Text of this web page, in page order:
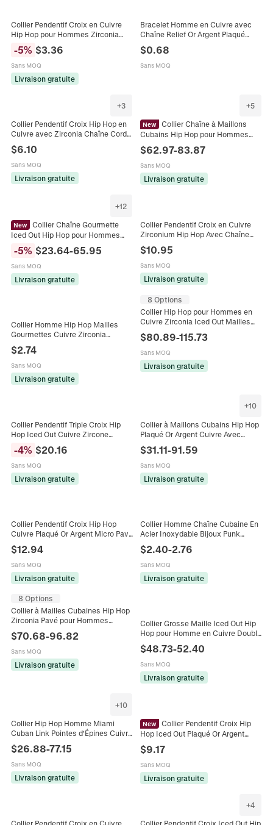
Collier Pendentif Croix en Cuivre
Hip Hop pour Hommes Zirconia
Iced Out Chaîne Maillon Choker
pour Fête Quotidienne Bijoux
Cadeau
-5% $3.36
Sans MOQ
Livraison gratuite
Bracelet Homme en Cuivre avec
Chaîne Relief Or Argent Plaqué
Minimaliste Chaîne Gourmette
Bijoux Cadeau Anniversaire pour
Lui
$0.68
Sans MOQ
+3
Collier Pendentif Croix Hip Hop en
Cuivre avec Zirconia Chaîne Corde
Cubaine Plaquée Or Argent Bijoux
pour Hommes Femmes Fête
$6.10
Sans MOQ
Livraison gratuite
+5
New
Collier Chaîne à Maillons
Cubains Hip Hop pour Hommes
avec Zirconia Baguette Chaîne en
Cuivre Luxueuse Bijoux de Mode
$62.97-83.87
Sans MOQ
Livraison gratuite
+12
New
Collier Chaîne Gourmette
Iced Out Hip Hop pour Hommes
Cuivre Zirconia Incrusté Plaqué Or
Argent Bijoux Streetwear
-5% $23.64-65.95
Sans MOQ
Livraison gratuite
Collier Pendentif Croix en Cuivre
Zirconium Hip Hop Avec Chaîne
Torsadée en Acier Inoxydable Or
Argent Bijoux de Mode
$10.95
Sans MOQ
Livraison gratuite
Collier Homme Hip Hop Mailles
Gourmettes Cuivre Zirconia
Incrusté Plaque Or Argent Chaine
Geometrique Bijoux Personnalises
Cadeau
$2.74
Sans MOQ
Livraison gratuite
8 Options
Collier Hip Hop pour Hommes en
Cuivre Zirconia Iced Out Mailles
Cubaines Taille Baguette Ronde
Géométrique Bijoux Street Party
Cadeau
$80.89-115.73
Sans MOQ
Livraison gratuite
Collier Pendentif Triple Croix Hip
Hop Iced Out Cuivre Zircone
Streetwear Pour Hommes
-4% $20.16
Sans MOQ
Livraison gratuite
+10
Collier à Maillons Cubains Hip Hop
Plaqué Or Argent Cuivre Avec
Streetwear pour Hommes
$31.11-91.59
Sans MOQ
Livraison gratuite
Collier Pendentif Croix Hip Hop
Cuivre Plaqué Or Argent Micro Pavé
Zircone Avec Chaîne Corde en
Acier Inoxydable Bijoux Homme
$12.94
Sans MOQ
Livraison gratuite
Collier Homme Chaîne Cubaine En
Acier Inoxydable Bijoux Punk
Minimalistes Chaîne Plaquée Or
Argent Pour Fête Quotidienne
$2.40-2.76
Sans MOQ
Livraison gratuite
8 Options
Collier à Mailles Cubaines Hip Hop
Zirconia Pavé pour Hommes
Femmes Cuivre Chaîne Iced Out
Bijoux de Mode Or Argent
$70.68-96.82
Sans MOQ
Livraison gratuite
Collier Grosse Maille Iced Out Hip
Hop pour Homme en Cuivre Double
Rangée Micro-Incrusté de Zirconia
Or Argent
$48.73-52.40
Sans MOQ
Livraison gratuite
+10
Collier Hip Hop Homme Miami
Cuban Link Pointes d'Épines Cuivre
Iced Out Zirconia Plaqué Or
Véritable Bijoux
$26.88-77.15
Sans MOQ
Livraison gratuite
New
Collier Pendentif Croix Hip
Hop Iced Out Plaqué Or Argent
Cuivre Zircone Acier Inoxydable
Chaîne Corde Bijoux Homme
$9.17
Sans MOQ
Livraison gratuite
+4